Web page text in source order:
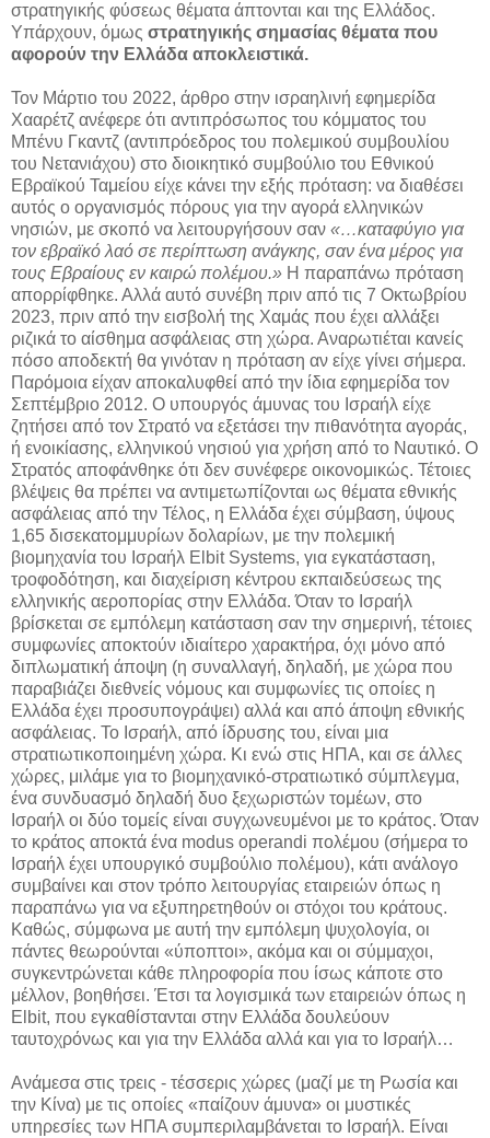
στρατηγικής φύσεως θέματα άπτονται και της Ελλάδος.
Υπάρχουν, όμως στρατηγικής σημασίας θέματα που
αφορούν την Ελλάδα αποκλειστικά.
Τον Μάρτιο του 2022, άρθρο στην ισραηλινή εφημερίδα
Χααρέτζ ανέφερε ότι αντιπρόσωπος του κόμματος του
Μπένυ Γκαντζ (αντιπρόεδρος του πολεμικού συμβουλίου
του Νετανιάχου) στο διοικητικό συμβούλιο του Εθνικού
Εβραϊκού Ταμείου είχε κάνει την εξής πρόταση: να διαθέσει
αυτός ο οργανισμός πόρους για την αγορά ελληνικών
νησιών, με σκοπό να λειτουργήσουν σαν «…καταφύγιο για
τον εβραϊκό λαό σε περίπτωση ανάγκης, σαν ένα μέρος για
τους Εβραίους εν καιρώ πολέμου.» Η παραπάνω πρόταση
απορρίφθηκε. Αλλά αυτό συνέβη πριν από τις 7 Οκτωβρίου
2023, πριν από την εισβολή της Χαμάς που έχει αλλάξει
ριζικά το αίσθημα ασφάλειας στη χώρα. Αναρωτιέται κανείς
πόσο αποδεκτή θα γινόταν η πρόταση αν είχε γίνει σήμερα.
Παρόμοια είχαν αποκαλυφθεί από την ίδια εφημερίδα τον
Σεπτέμβριο 2012. Ο υπουργός άμυνας του Ισραήλ είχε
ζητήσει από τον Στρατό να εξετάσει την πιθανότητα αγοράς,
ή ενοικίασης, ελληνικού νησιού για χρήση από το Ναυτικό. Ο
Στρατός αποφάνθηκε ότι δεν συνέφερε οικονομικώς. Τέτοιες
βλέψεις θα πρέπει να αντιμετωπίζονται ως θέματα εθνικής
ασφάλειας από την Τέλος, η Ελλάδα έχει σύμβαση, ύψους
1,65 δισεκατομμυρίων δολαρίων, με την πολεμική
βιομηχανία του Ισραήλ Elbit Systems, για εγκατάσταση,
τροφοδότηση, και διαχείριση κέντρου εκπαιδεύσεως της
ελληνικής αεροπορίας στην Ελλάδα. Όταν το Ισραήλ
βρίσκεται σε εμπόλεμη κατάσταση σαν την σημερινή, τέτοιες
συμφωνίες αποκτούν ιδιαίτερο χαρακτήρα, όχι μόνο από
διπλωματική άποψη (η συναλλαγή, δηλαδή, με χώρα που
παραβιάζει διεθνείς νόμους και συμφωνίες τις οποίες η
Ελλάδα έχει προσυπογράψει) αλλά και από άποψη εθνικής
ασφάλειας. Το Ισραήλ, από ίδρυσης του, είναι μια
στρατιωτικοποιημένη χώρα. Κι ενώ στις ΗΠΑ, και σε άλλες
χώρες, μιλάμε για το βιομηχανικό-στρατιωτικό σύμπλεγμα,
ένα συνδυασμό δηλαδή δυο ξεχωριστών τομέων, στο
Ισραήλ οι δύο τομείς είναι συγχωνευμένοι με το κράτος. Όταν
το κράτος αποκτά ένα modus operandi πολέμου (σήμερα το
Ισραήλ έχει υπουργικό συμβούλιο πολέμου), κάτι ανάλογο
συμβαίνει και στον τρόπο λειτουργίας εταιρειών όπως η
παραπάνω για να εξυπηρετηθούν οι στόχοι του κράτους.
Καθώς, σύμφωνα με αυτή την εμπόλεμη ψυχολογία, οι
πάντες θεωρούνται «ύποπτοι», ακόμα και οι σύμμαχοι,
συγκεντρώνεται κάθε πληροφορία που ίσως κάποτε στο
μέλλον, βοηθήσει. Έτσι τα λογισμικά των εταιρειών όπως η
Elbit, που εγκαθίστανται στην Ελλάδα δουλεύουν
ταυτοχρόνως και για την Ελλάδα αλλά και για το Ισραήλ…
Ανάμεσα στις τρεις - τέσσερις χώρες (μαζί με τη Ρωσία και
την Κίνα) με τις οποίες «παίζουν άμυνα» οι μυστικές
υπηρεσίες των ΗΠΑ συμπεριλαμβάνεται το Ισραήλ. Είναι